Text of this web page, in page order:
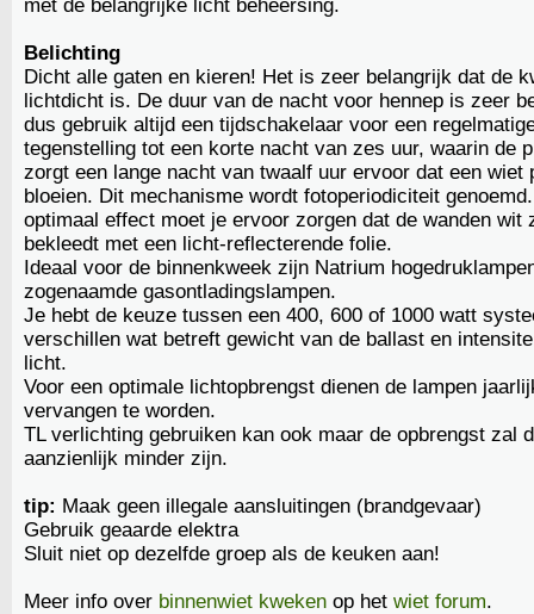
met de belangrijke licht beheersing.
Belichting
Dicht alle gaten en kieren! Het is zeer belangrijk dat de
lichtdicht is. De duur van de nacht voor hennep is zeer
dus gebruik altijd een tijdschakelaar voor een
tegenstelling tot een korte nacht van zes uur, waarin de
zorgt een lange nacht van twaalf uur ervoor dat een wiet
bloeien. Dit mechanisme wordt fotoperiodiciteit
optimaal effect moet je ervoor zorgen dat de wanden wit
bekleedt met een licht-reflecterende folie.
Ideaal voor de binnenkweek zijn Natrium
zogenaamde gasontladingslampen.
Je hebt de keuze tussen een 400, 600 of 1000 watt
verschillen wat betreft gewicht van de ballast en
licht.
Voor een optimale lichtopbrengst dienen de lampen
vervangen te worden.
TL verlichting gebruiken kan ook maar de opbrengst zal
aanzienlijk minder zijn.
tip: Maak geen illegale aansluitingen (brandgevaar)
Gebruik geaarde elektra
Sluit niet op dezelfde groep als de keuken aan!
Meer info over binnenwiet kweken op het wiet forum.